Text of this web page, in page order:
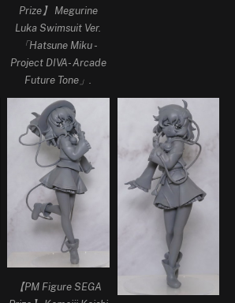
Prize】 Megurine
Luka Swimsuit Ver.
「Hatsune Miku -
Project DIVA- Arcade
Future Tone」.
【PM Figure SEGA